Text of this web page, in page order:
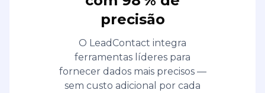
precisão
O LeadContact integra
ferramentas líderes para
fornecer dados mais precisos —
sem custo adicional por cada